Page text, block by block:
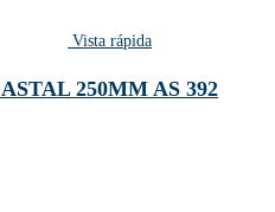
Vista rápida
250MM AS 392